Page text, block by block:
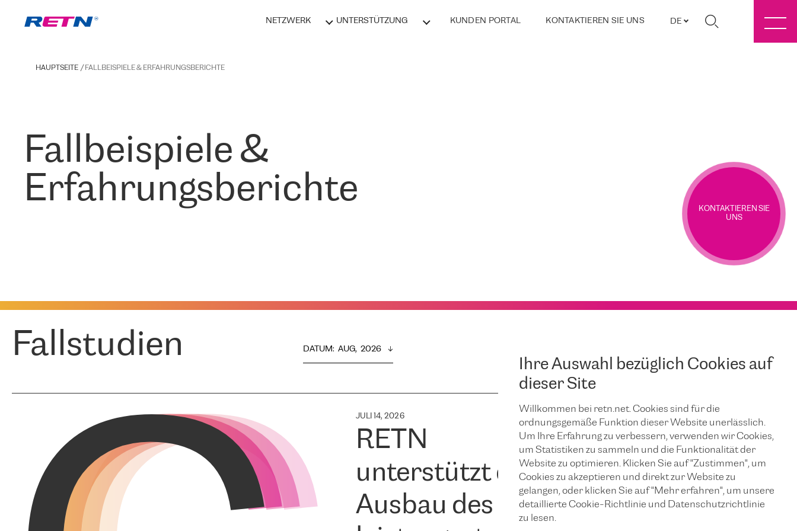
NETZWERK UNTERSTÜTZUNG KUNDEN PORTAL KONTAKTIEREN SIE UNS DE
Ihre Auswahl bezüglich Cookies auf
dieser Site
Willkommen bei retn.net. Cookies sind für die
ordnungsgemäße Funktion dieser Website unerlässlich.
Um Ihre Erfahrung zu verbessern, verwenden wir Cookies,
um Statistiken zu sammeln und die Funktionalität der
Website zu optimieren. Klicken Sie auf "Zustimmen", um
Cookies zu akzeptieren und direkt zur Website zu
gelangen, oder klicken Sie auf "Mehr erfahren", um unsere
detaillierte Cookie-Richtlinie und Datenschutzrichtlinie
zu lesen.
HAUPTSEITE FALLBEISPIELE & ERFAHRUNGSBERICHTE
Fallbeispiele &
Erfahrungsberichte
KONTAKTIEREN SIE
UNS
Fallstudien DATUM: AUG,  2026
JULI 14, 2026
RETN
unterstützt den
Ausbau des
Sicherstellung
eines
unterbrechungs